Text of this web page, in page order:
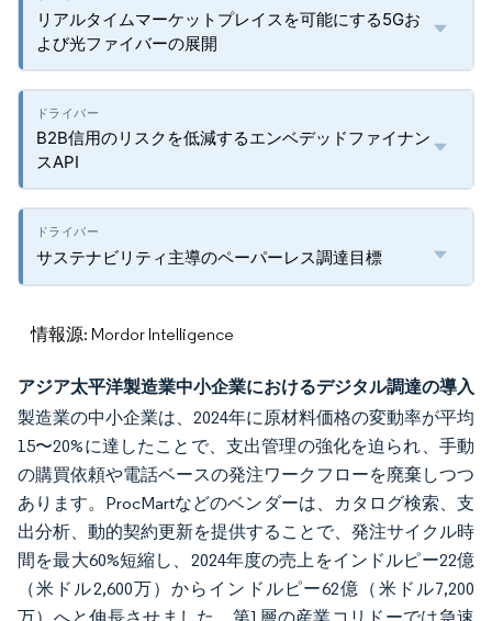
リアルタイムマーケットプレイスを可能にする5Gお
よび光ファイバーの展開
B2B信用のリスクを低減するエンベデッドファイナン
スAPI
サステナビリティ主導のペーパーレス調達目標
情報源: Mordor Intelligence
アジア太平洋製造業中小企業におけるデジタル調達の導入
製造業の中小企業は、2024年に原材料価格の変動率が平均
15〜20%に達したことで、支出管理の強化を迫られ、手動
の購買依頼や電話ベースの発注ワークフローを廃棄しつつ
あります。ProcMartなどのベンダーは、カタログ検索、支
出分析、動的契約更新を提供することで、発注サイクル時
間を最大60%短縮し、2024年度の売上をインドルピー22億
（米ドル2,600万）からインドルピー62億（米ドル7,200